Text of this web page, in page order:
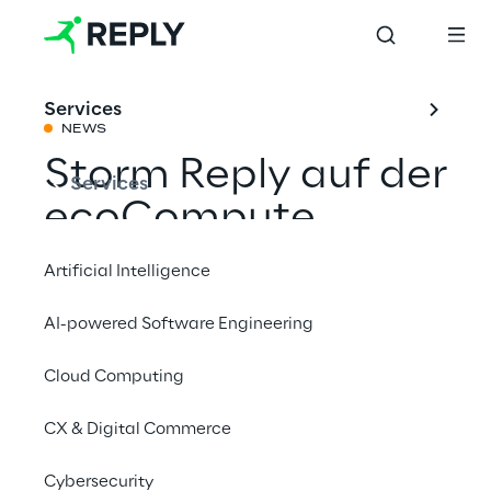
Services
Services
Artificial Intelligence
AI-powered Software Engineering
Cloud Computing
CX & Digital Commerce
Cybersecurity
NEWS
Storm Reply auf der
ecoCompute
Conference 2025
Event